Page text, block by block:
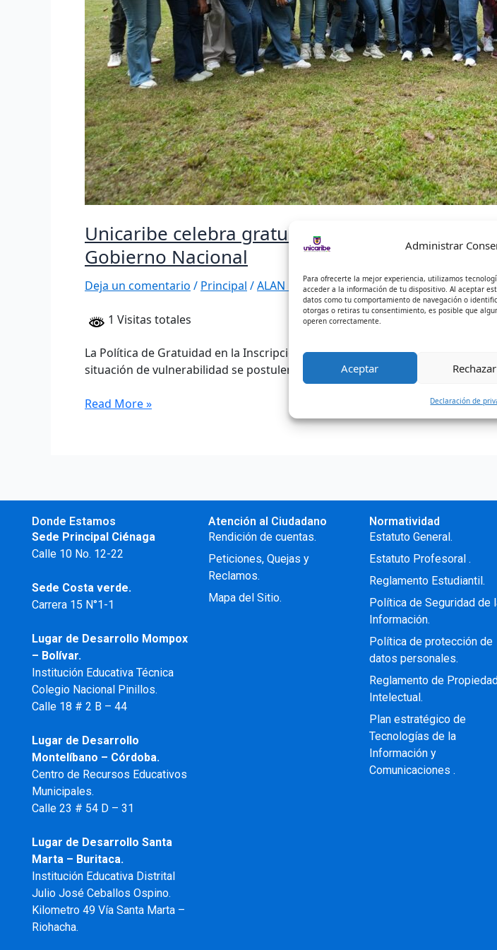
Administrar
Para ofrecerte la mejor experiencia, utilizamos
acceder a la información de tu dispositivo. Al aceptar
datos como tu comportamiento de navegación o
otorgas o retiras tu consentimiento, es posible que
operen correctamente.
Aceptar Rechazar
Declaración de
Unicaribe celebra gratuidad en inscripciones y
Gobierno Nacional
Deja un comentario / Principal /ALAN DAVID SIERRA PEÑA
1 Visitas totales
La Política de Gratuidad en la Inscripción y en los derechos de grado,
situación de vulnerabilidad se postulen […]
Read More »
Donde Estamos
Sede Principal Ciénaga
Calle 10 No. 12-22
Sede Costa verde.
Carrera 15 N°1-1
Lugar de Desarrollo Mompox
– Bolívar.
Institución Educativa Técnica
Colegio Nacional Pinillos.
Calle 18 # 2 B – 44
Lugar de Desarrollo
Montelíbano – Córdoba.
Centro de Recursos Educativos
Municipales.
Calle 23 # 54 D – 31
Lugar de Desarrollo Santa
Marta – Buritaca.
Institución Educativa Distrital
Julio José Ceballos Ospino.
Kilometro 49 Vía Santa Marta –
Riohacha.
Atención al Ciudadano
Rendición de cuentas.
Peticiones, Quejas y
Reclamos.
Mapa del Sitio.
Normatividad
Estatuto General.
Estatuto Profesoral .
Reglamento Estudiantil.
Política de Seguridad de
Información.
Política de protección de
datos personales.
Reglamento de
Intelectual.
Plan estratégico de
Tecnologías de la
Información y
Comunicaciones .